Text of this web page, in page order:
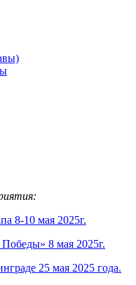
8-10 мая 2025г.
8 мая 2025г.
25 мая 2025 года.